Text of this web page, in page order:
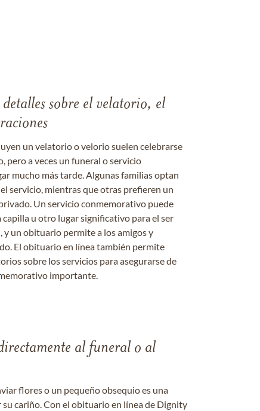
sobre el velatorio, el
un velatorio o velorio suelen celebrarse
pero a veces un funeral o servicio
mucho más tarde. Algunas familias optan
servicio, mientras que otras prefieren un
Un servicio conmemorativo puede
u otro lugar significativo para el ser
y un obituario permite a los amigos y
El obituario en línea también permite
sobre los servicios para asegurarse de
importante.
al funeral o al
flores o un pequeño obsequio es una
cariño. Con el obituario en línea de Dignity